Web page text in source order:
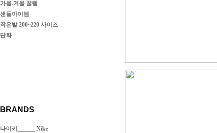
가을.겨울 꿀템
샌들아이템
작은발 200~220 사이즈
단화
BRANDS
나이키______ Nike